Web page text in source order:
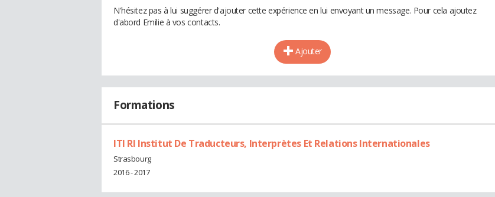
N'hésitez pas à lui suggérer d'ajouter cette expérience en lui envoyant un message. Pour cela ajoutez
d'abord Emilie à vos contacts.
Ajouter
Formations
ITI RI Institut De Traducteurs, Interprètes Et Relations Internationales
Strasbourg
2016 - 2017